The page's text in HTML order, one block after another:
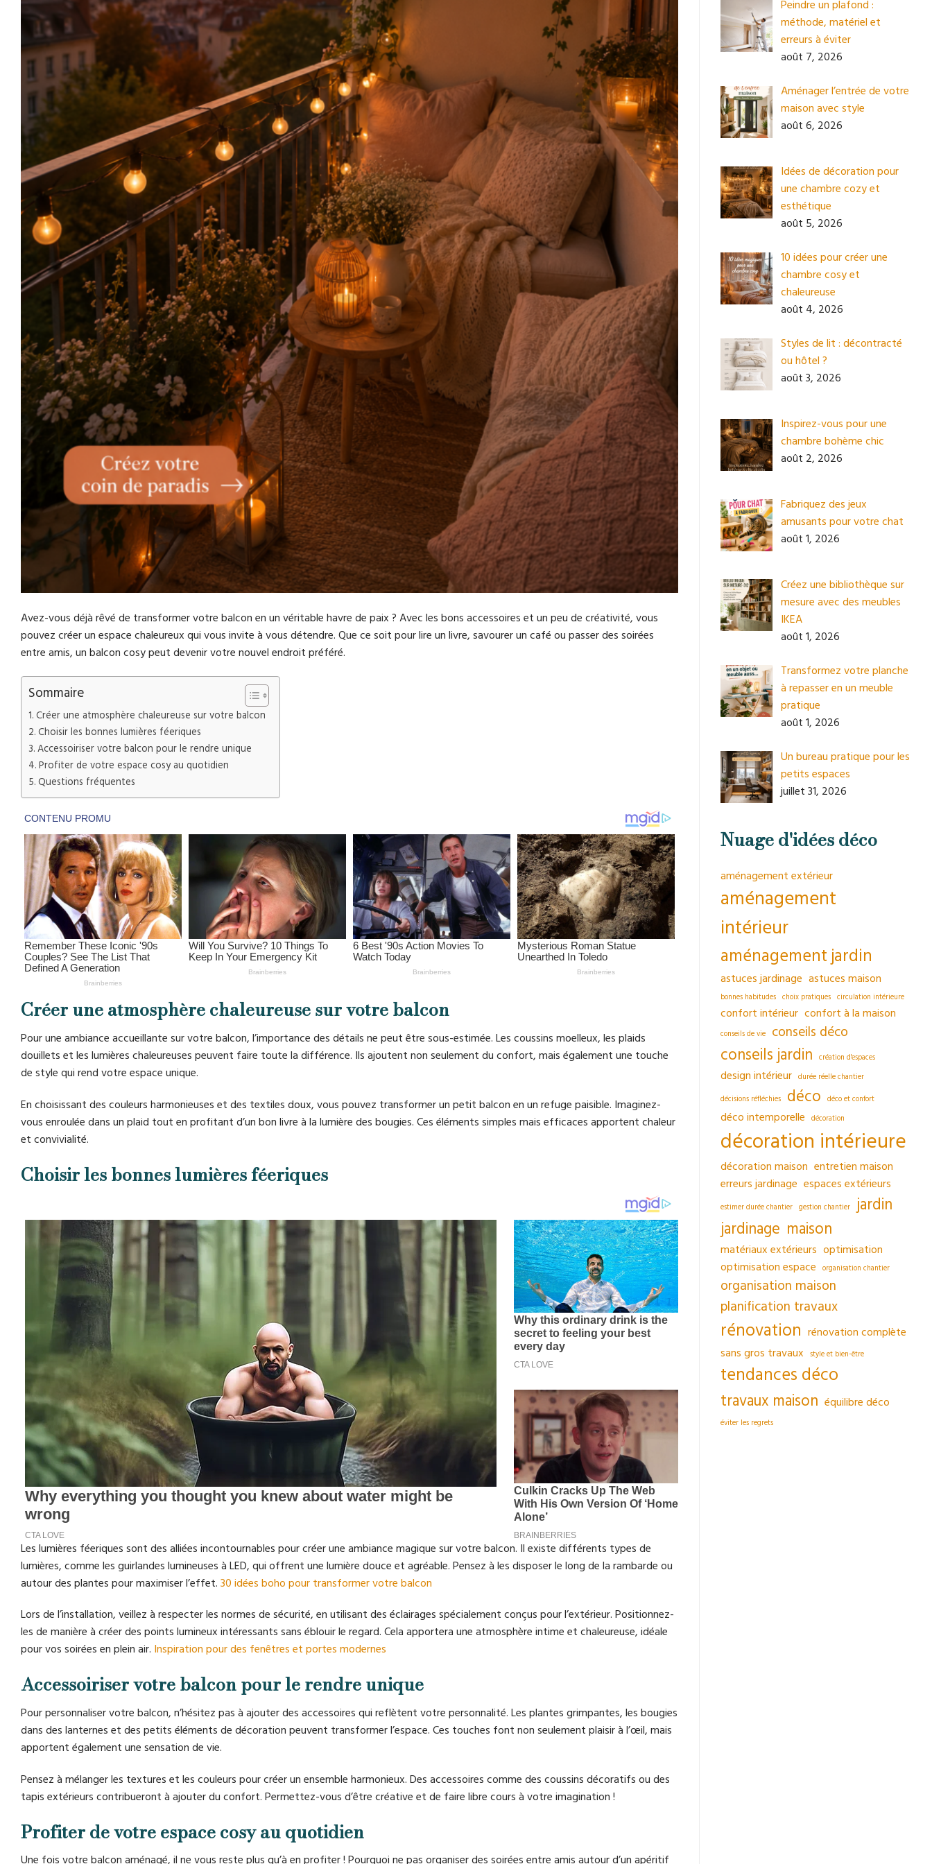
Avez-vous déjà rêvé de transformer votre balcon en un véritable havre de paix ? Avec les bons accessoires et un peu de créativité, vous
pouvez créer un espace chaleureux qui vous invite à vous détendre. Que ce soit pour lire un livre, savourer un café ou passer des soirées
entre amis, un balcon cosy peut devenir votre nouvel endroit préféré.
Sommaire
Créer une atmosphère chaleureuse sur votre balcon
Choisir les bonnes lumières féeriques
Accessoiriser votre balcon pour le rendre unique
Profiter de votre espace cosy au quotidien
Questions fréquentes
Créer une atmosphère chaleureuse sur votre balcon
Pour une ambiance accueillante sur votre balcon, l’importance des détails ne peut être sous-estimée. Les coussins moelleux, les plaids
douillets et les lumières chaleureuses peuvent faire toute la différence. Ils ajoutent non seulement du confort, mais également une touche
de style qui rend votre espace unique.
En choisissant des couleurs harmonieuses et des textiles doux, vous pouvez transformer un petit balcon en un refuge paisible. Imaginez-
vous enroulée dans un plaid tout en profitant d’un bon livre à la lumière des bougies. Ces éléments simples mais efficaces apportent chaleur
et convivialité.
Choisir les bonnes lumières féeriques
Les lumières féeriques sont des alliées incontournables pour créer une ambiance magique sur votre balcon. Il existe différents types de
lumières, comme les guirlandes lumineuses à LED, qui offrent une lumière douce et agréable. Pensez à les disposer le long de la rambarde ou
autour des plantes pour maximiser l’effet. 30 idées boho pour transformer votre balcon
Lors de l’installation, veillez à respecter les normes de sécurité, en utilisant des éclairages spécialement conçus pour l’extérieur. Positionnez-
les de manière à créer des points lumineux intéressants sans éblouir le regard. Cela apportera une atmosphère intime et chaleureuse, idéale
pour vos soirées en plein air. Inspiration pour des fenêtres et portes modernes
Accessoiriser votre balcon pour le rendre unique
Pour personnaliser votre balcon, n’hésitez pas à ajouter des accessoires qui reflètent votre personnalité. Les plantes grimpantes, les bougies
dans des lanternes et des petits éléments de décoration peuvent transformer l’espace. Ces touches font non seulement plaisir à l’œil, mais
apportent également une sensation de vie.
Pensez à mélanger les textures et les couleurs pour créer un ensemble harmonieux. Des accessoires comme des coussins décoratifs ou des
tapis extérieurs contribueront à ajouter du confort. Permettez-vous d’être créative et de faire libre cours à votre imagination !
Profiter de votre espace cosy au quotidien
Une fois votre balcon aménagé, il ne vous reste plus qu’à en profiter ! Pourquoi ne pas organiser des soirées entre amis autour d’un apéritif
Peindre un plafond :
méthode, matériel et
erreurs à éviter
août 7, 2026
Aménager l’entrée de votre
maison avec style
août 6, 2026
Idées de décoration pour
une chambre cozy et
esthétique
août 5, 2026
10 idées pour créer une
chambre cosy et
chaleureuse
août 4, 2026
Styles de lit : décontracté
ou hôtel ?
août 3, 2026
Inspirez-vous pour une
chambre bohème chic
août 2, 2026
Fabriquez des jeux
amusants pour votre chat
août 1, 2026
Créez une bibliothèque sur
mesure avec des meubles
IKEA
août 1, 2026
Transformez votre planche
à repasser en un meuble
pratique
août 1, 2026
Un bureau pratique pour les
petits espaces
juillet 31, 2026
Nuage d'idées déco
aménagement extérieur
aménagement
intérieur
aménagement jardin
astuces jardinage astuces maison
bonnes habitudes choix pratiques circulation intérieure
confort intérieur confort à la maison
conseils de vie conseils déco
conseils jardin création d'espaces
design intérieur durée réelle chantier
décisions réfléchies déco déco et confort
déco intemporelle décoration
décoration intérieure
décoration maison entretien maison
erreurs jardinage espaces extérieurs
estimer durée chantier gestion chantier
jardin
jardinage maison
matériaux extérieurs optimisation
optimisation espace
organisation chantier
organisation maison
planification travaux
rénovation rénovation complète
sans gros travaux
style et bien-être
tendances déco
travaux maison équilibre déco
éviter les regrets